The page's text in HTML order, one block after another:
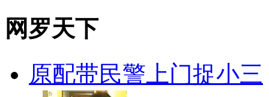
网罗天下
原配带民警上门捉小三